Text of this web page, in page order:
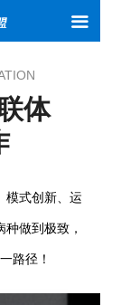
끀
体
模式创新、运
做到极致，
路径！